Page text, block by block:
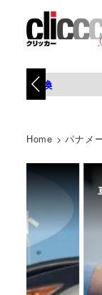
タイヤ交換
Home >パナメ